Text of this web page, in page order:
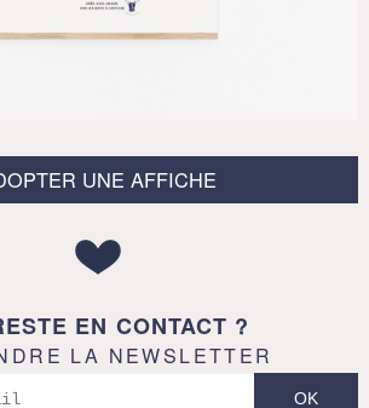
UNE AFFICHE
EN CONTACT ?
LA NEWSLETTER